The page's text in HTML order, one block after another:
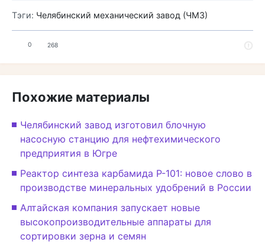
Тэги: Челябинский механический завод (ЧМЗ)
0 268
Похожие материалы
Челябинский завод изготовил блочную
насосную станцию для нефтехимического
предприятия в Югре
Реактор синтеза карбамида Р-101: новое слово в
производстве минеральных удобрений в России
Алтайская компания запускает новые
высокопроизводительные аппараты для
сортировки зерна и семян